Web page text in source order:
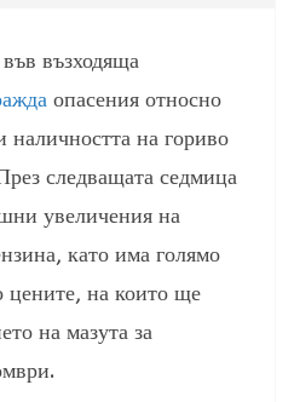
възходяща
опасения относно
наличността на гориво
следващата седмица
увеличения на
като има голямо
цените, на които ще
на мазута за